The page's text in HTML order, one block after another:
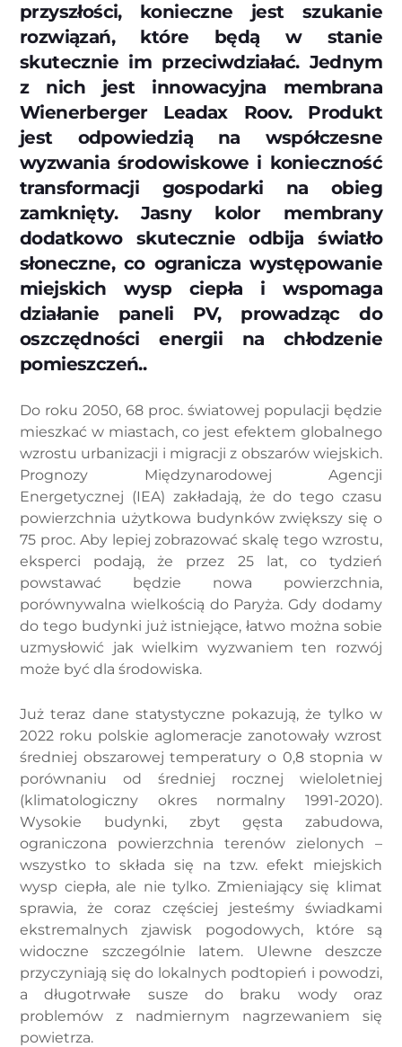
przyszłości, konieczne jest szukanie
rozwiązań, które będą w stanie
skutecznie im przeciwdziałać. Jednym
z nich jest innowacyjna membrana
Wienerberger Leadax Roov. Produkt
jest odpowiedzią na współczesne
wyzwania środowiskowe i konieczność
transformacji gospodarki na obieg
zamknięty. Jasny kolor membrany
dodatkowo skutecznie odbija światło
słoneczne, co ogranicza występowanie
miejskich wysp ciepła i wspomaga
działanie paneli PV, prowadząc do
oszczędności energii na chłodzenie
pomieszczeń..
Do roku 2050, 68 proc. światowej populacji będzie
mieszkać w miastach, co jest efektem globalnego
wzrostu urbanizacji i migracji z obszarów wiejskich.
Prognozy Międzynarodowej Agencji
Energetycznej (IEA) zakładają, że do tego czasu
powierzchnia użytkowa budynków zwiększy się o
75 proc. Aby lepiej zobrazować skalę tego wzrostu,
eksperci podają, że przez 25 lat, co tydzień
powstawać będzie nowa powierzchnia,
porównywalna wielkością do Paryża. Gdy dodamy
do tego budynki już istniejące, łatwo można sobie
uzmysłowić jak wielkim wyzwaniem ten rozwój
może być dla środowiska.
Już teraz dane statystyczne pokazują, że tylko w
2022 roku polskie aglomeracje zanotowały wzrost
średniej obszarowej temperatury o 0,8 stopnia w
porównaniu od średniej rocznej wieloletniej
(klimatologiczny okres normalny 1991-2020).
Wysokie budynki, zbyt gęsta zabudowa,
ograniczona powierzchnia terenów zielonych –
wszystko to składa się na tzw. efekt miejskich
wysp ciepła, ale nie tylko. Zmieniający się klimat
sprawia, że coraz częściej jesteśmy świadkami
ekstremalnych zjawisk pogodowych, które są
widoczne szczególnie latem. Ulewne deszcze
przyczyniają się do lokalnych podtopień i powodzi,
a długotrwałe susze do braku wody oraz
problemów z nadmiernym nagrzewaniem się
powietrza.